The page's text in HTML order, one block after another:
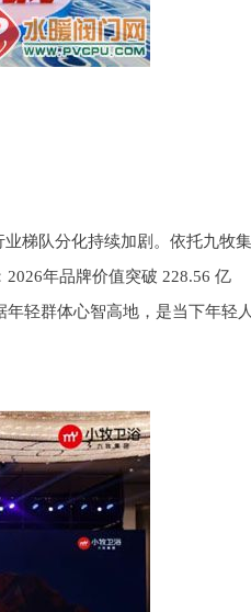
梯队分化持续加剧。依托九牧集
年品牌价值突破 228.56 亿
轻群体心智高地，是当下年轻